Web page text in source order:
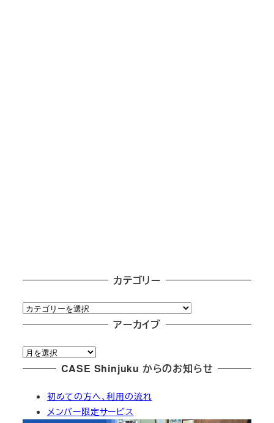
カテゴリー
カ
テ
リ
ー
アーカイブ
ア
ー
CASE Shinjuku からのお知らせ
初めての方へ、利用の流れ
メンバー限定サービス